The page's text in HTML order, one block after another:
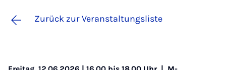
Zurück zur Veranstaltungsliste